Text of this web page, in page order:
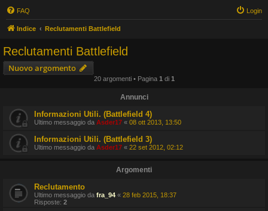
FAQ Login
Indice Reclutamenti Battlefield
Reclutamenti Battlefield
Nuovo argomento
20 argomenti • Pagina 1 di 1
Annunci
Informazioni Utili. (Battlefield 4)
Ultimo messaggio da Asder17 « 08 ott 2013, 13:50
Informazioni Utili. (Battlefield 3)
Ultimo messaggio da Asder17 « 22 set 2012, 02:12
Argomenti
Reclutamento
Ultimo messaggio da fra_94 « 28 feb 2015, 18:37
Risposte: 2